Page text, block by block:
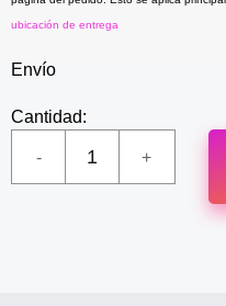
ubicación de entrega
Envío
Cantidad: